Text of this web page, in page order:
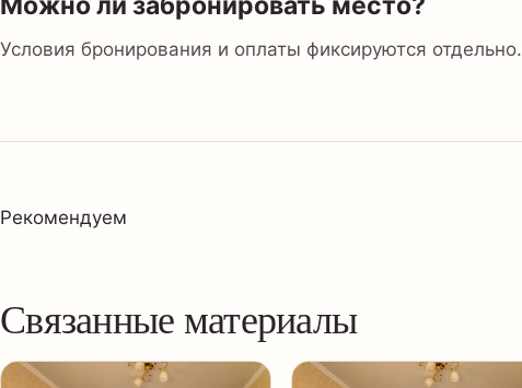
Условия бронирования и оплаты фиксируются отдельно.
Рекомендуем
Связанные материалы